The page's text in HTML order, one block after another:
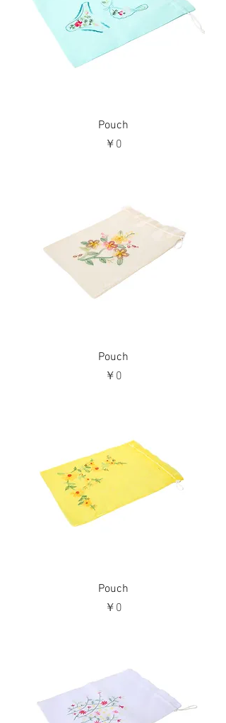
Pouch
価格
￥0
Pouch
価格
￥0
Pouch
価格
￥0